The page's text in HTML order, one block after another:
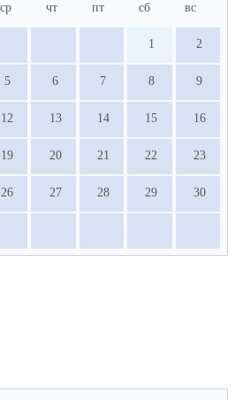
ср чт пт сб вс
1 2
5 6 7 8 9
12 13 14 15 16
19 20 21 22 23
26 27 28 29 30